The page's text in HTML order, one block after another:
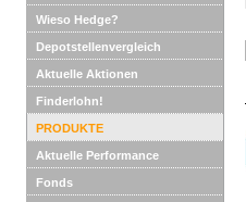
Wieso Hedge?
Depotstellenvergleich
Aktuelle Aktionen
Finderlohn!
PRODUKTE
Aktuelle Performance
Fonds